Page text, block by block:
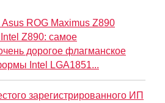
ROG Maximus Z890
Z890: самое
дорогое флагманское
Intel LGA1851...
зарегистрированного ИП